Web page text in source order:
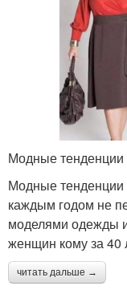
Модные
Модные тенденции
каждым годом не
моделями одежды
женщин кому за
читать дальше →